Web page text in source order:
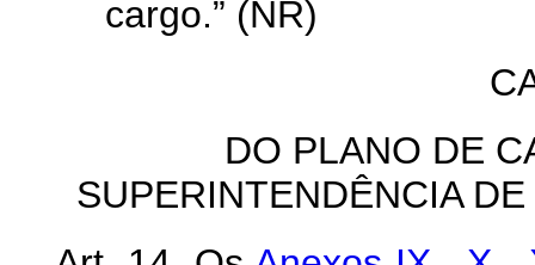
cargo.” (NR)
DO PLANO DE
SUPERINTENDÊNCIA